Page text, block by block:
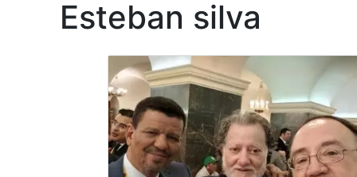
Esteban silva